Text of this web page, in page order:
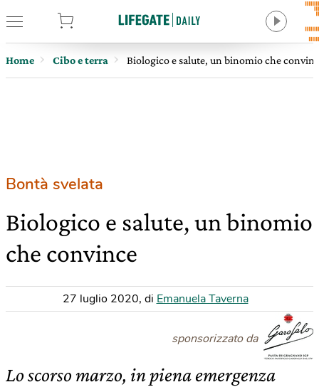
Home Cibo e terra Biologico e salute, un binomio che
Bontà svelata
Biologico e salute, un binomio
che convince
27 luglio 2020, di Emanuela Taverna
sponsorizzato da
Lo scorso marzo, in piena emergenza